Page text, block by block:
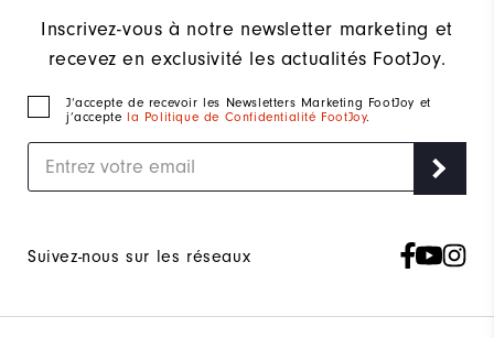
Inscrivez-vous à notre newsletter marketing et
recevez en exclusivité les actualités FootJoy.
J‘accepte de recevoir les Newsletters Marketing FootJoy et
j’accepte
la Politique de Confidentialité FootJoy.
Suivez-nous sur les réseaux